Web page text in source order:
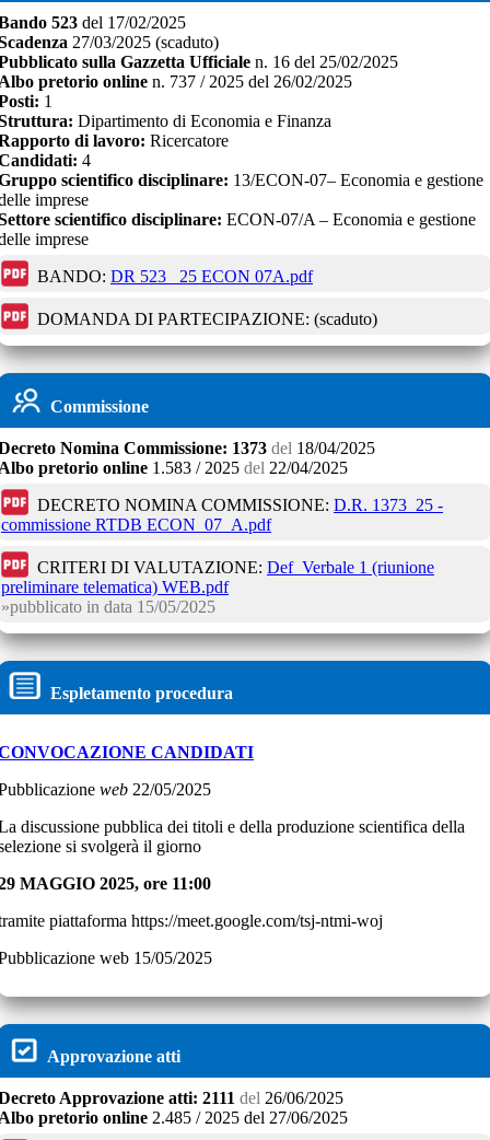
523 del 17/02/2025
27/03/2025 (scaduto)
sulla Gazzetta Ufficiale n. 16 del 25/02/2025
pretorio online n. 737 / 2025 del 26/02/2025
1
Dipartimento di Economia e Finanza
di lavoro: Ricercatore
4
scientifico disciplinare: 13/ECON-07– Economia e gestione
imprese
scientifico disciplinare: ECON-07/A – Economia e gestione
imprese
BANDO: DR 523 _25 ECON 07A.pdf
DOMANDA DI PARTECIPAZIONE: (scaduto)
Commissione
Nomina Commissione: 1373 del 18/04/2025
pretorio online 1.583 / 2025 del 22/04/2025
DECRETO NOMINA COMMISSIONE: D.R. 1373_25 -
commissione RTDB ECON_07_A.pdf
CRITERI DI VALUTAZIONE: Def_Verbale 1 (riunione
preliminare telematica) WEB.pdf
pubblicato in data 15/05/2025
Espletamento procedura
CANDIDATI
web 22/05/2025
discussione pubblica dei titoli e della produzione scientifica della
si svolgerà il giorno
MAGGIO 2025, ore 11:00
piattaforma https://meet.google.com/tsj-ntmi-woj
web 15/05/2025
Approvazione atti
Approvazione atti: 2111 del 26/06/2025
pretorio online 2.485 / 2025 del 27/06/2025